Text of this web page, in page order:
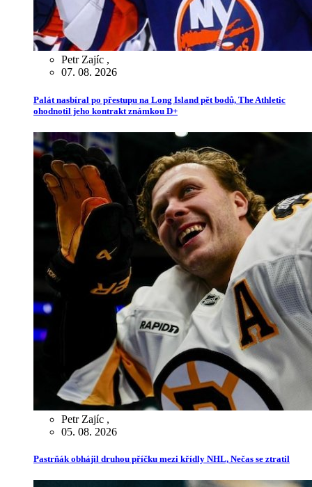
Petr Zajíc ,
07. 08. 2026
Palát nasbíral po přestupu na Long Island pět bodů, The Athletic
ohodnotil jeho kontrakt známkou D+
Petr Zajíc ,
05. 08. 2026
Pastrňák obhájil druhou příčku mezi křídly NHL, Nečas se ztratil